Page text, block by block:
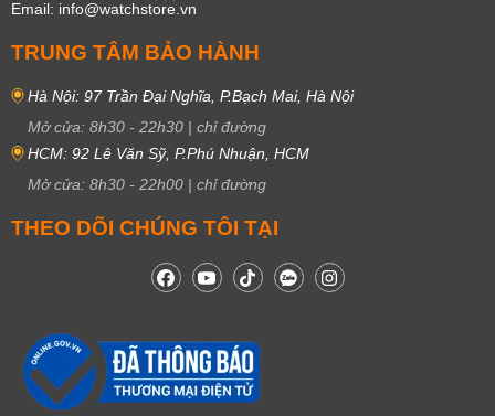
Email: info@watchstore.vn
TRUNG TÂM BẢO HÀNH
Hà Nội: 97 Trần Đại Nghĩa, P.Bạch Mai, Hà Nội
Mở cửa: 8h30 - 22h30 | chỉ đường
HCM: 92 Lê Văn Sỹ, P.Phú Nhuận, HCM
Mở cửa: 8h30 - 22h00 | chỉ đường
THEO DÕI CHÚNG TÔI TẠI